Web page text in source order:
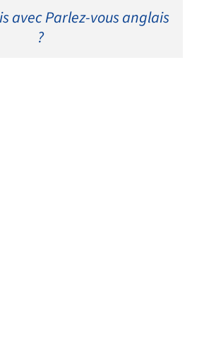
avec Parlez-vous anglais
?